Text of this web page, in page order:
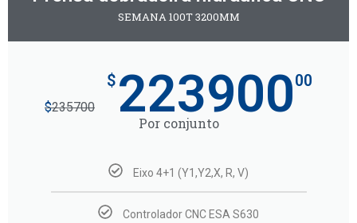
SEMANA 100T 3200MM
$235700
$ 22390000
Por conjunto
Eixo 4+1 (Y1,Y2,X, R, V)
Controlador CNC ESA S630